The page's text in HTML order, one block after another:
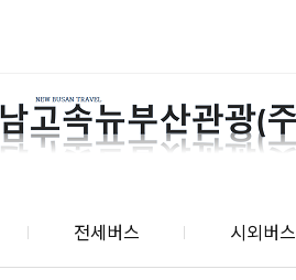
전세버스 시외버스